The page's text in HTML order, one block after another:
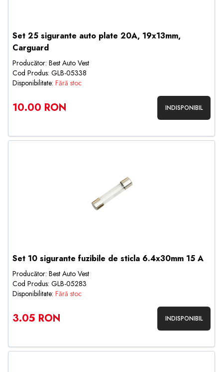
Set 25 sigurante auto plate 20A, 19x13mm,
Carguard
Producător: Best Auto Vest
Cod Produs: GLB-05338
Disponibilitate: Fără stoc
10.00 RON INDISPONIBIL
Set 10 sigurante fuzibile de sticla 6.4x30mm 15 A
Producător: Best Auto Vest
Cod Produs: GLB-05283
Disponibilitate: Fără stoc
3.05 RON INDISPONIBIL